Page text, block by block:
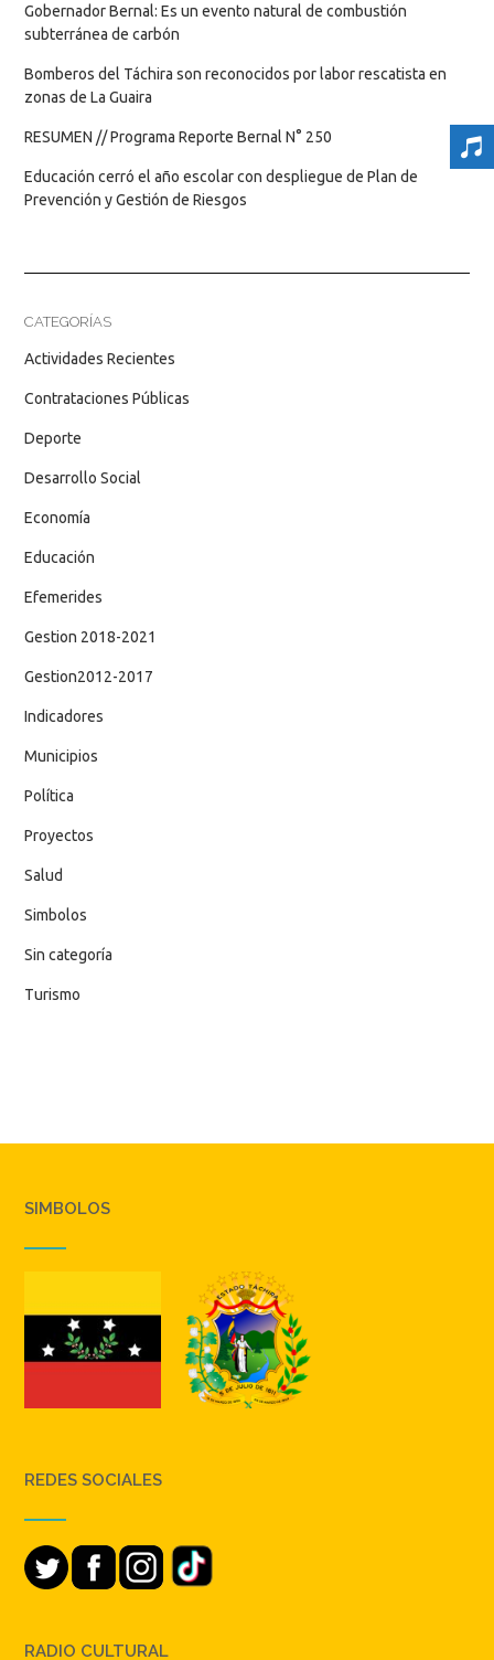
Gobernador Bernal: Es un evento natural de combustión
subterránea de carbón
Bomberos del Táchira son reconocidos por labor rescatista en
zonas de La Guaira
RESUMEN // Programa Reporte Bernal N° 250
Educación cerró el año escolar con despliegue de Plan de
Prevención y Gestión de Riesgos
CATEGORÍAS
Actividades Recientes
Contrataciones Públicas
Deporte
Desarrollo Social
Economía
Educación
Efemerides
Gestion 2018-2021
Gestion2012-2017
Indicadores
Municipios
Política
Proyectos
Salud
Simbolos
Sin categoría
Turismo
SIMBOLOS
REDES SOCIALES
RADIO CULTURAL